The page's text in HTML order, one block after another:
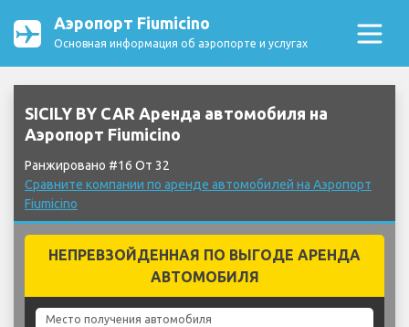
Аэропорт Fiumicino
Основная информация об аэропорте и услугах
SICILY BY CAR Аренда автомобиля на
Аэропорт Fiumicino
Ранжировано #16 От 32
Сравните компании по аренде автомобилей на Аэропорт
Fiumicino
НЕПРЕВЗОЙДЕННАЯ ПО ВЫГОДЕ АРЕНДА
АВТОМОБИЛЯ
Место получения автомобиля